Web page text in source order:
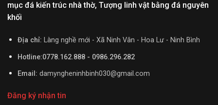
mục đá kiến trúc nhà thờ, Tượng linh vật bằng đá nguyên
khối
Địa chỉ: Làng nghề mới - Xã Ninh Vân - Hoa Lư - Ninh Bình
Hotline:0778.162.888 - 0986.296.282
Email: damyngheninhbinh030@gmail.com
Đăng ký nhận tin